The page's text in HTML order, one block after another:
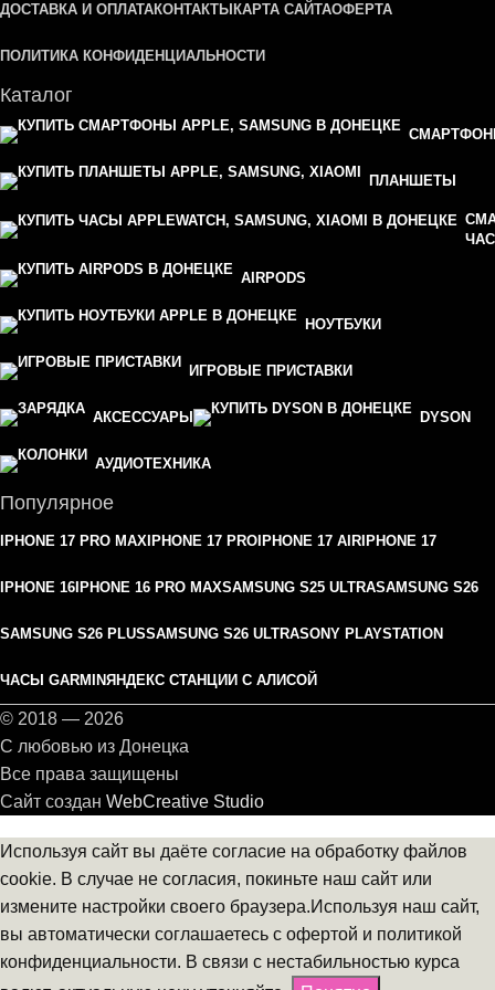
ДОСТАВКА И ОПЛАТАКОНТАКТЫ КАРТА САЙТАОФЕРТА
ПОЛИТИКА КОНФИДЕНЦИАЛЬНОСТИ
Каталог
ПЛАНШЕТЫ
AIRPODS
НОУТБУКИ
ИГРОВЫЕ ПРИСТАВКИ
АКСЕССУАРЫ DYSON
АУДИОТЕХНИКА
Популярное
IPHONE 17 PRO MAX IPHONE 17 PRO IPHONE 17 AIR IPHONE 17
IPHONE 16 IPHONE 16 PRO MAXSAMSUNG S25 ULTRASAMSUNG S26
SAMSUNG S26 PLUSSAMSUNG S26 ULTRASONY PLAYSTATION
ЧАСЫ GARMINЯНДЕКС СТАНЦИИ С АЛИСОЙ
© 2018 — 2026
С любовью из Донецка
Все права защищены
Сайт создан WebCreative Studio
Используя сайт вы даёте согласие на обработку файлов
cookie. В случае не согласия, покиньте наш сайт или
измените настройки своего браузера.Используя наш сайт,
вы автоматически соглашаетесь с офертой и политикой
конфиденциальности. В связи c нестабильностью курса